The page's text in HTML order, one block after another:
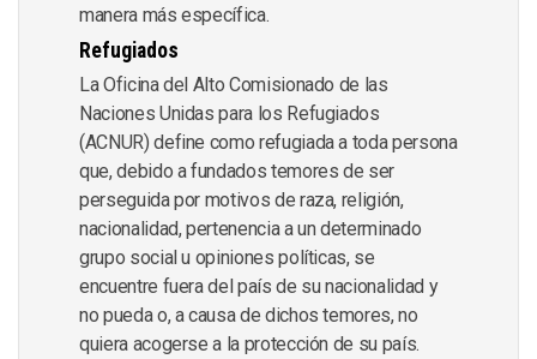
manera más específica.
Refugiados
La Oficina del Alto Comisionado de las
Naciones Unidas para los Refugiados
(ACNUR) define como refugiada a toda persona
que, debido a fundados temores de ser
perseguida por motivos de raza, religión,
nacionalidad, pertenencia a un determinado
grupo social u opiniones políticas, se
encuentre fuera del país de su nacionalidad y
no pueda o, a causa de dichos temores, no
quiera acogerse a la protección de su país.